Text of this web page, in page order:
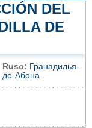
DEL
DE
Ruso: Гранадилья-
де-Абона